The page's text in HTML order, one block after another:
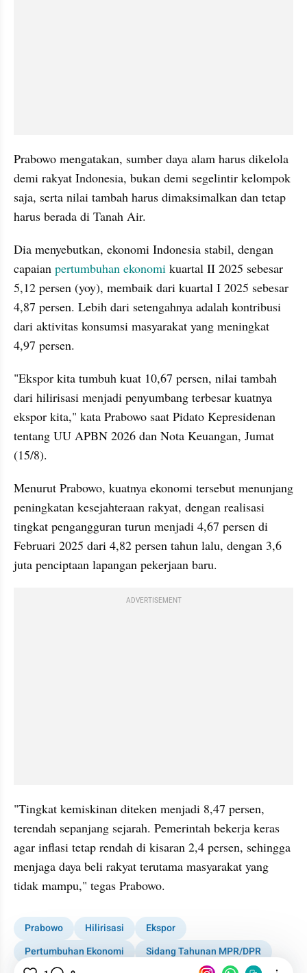
Prabowo mengatakan, sumber daya alam harus dikelola
demi rakyat Indonesia, bukan demi segelintir kelompok
saja, serta nilai tambah harus dimaksimalkan dan tetap
harus berada di Tanah Air.
Dia menyebutkan, ekonomi Indonesia stabil, dengan
capaian pertumbuhan ekonomi kuartal II 2025 sebesar
5,12 persen (yoy), membaik dari kuartal I 2025 sebesar
4,87 persen. Lebih dari setengahnya adalah kontribusi
dari aktivitas konsumsi masyarakat yang meningkat
4,97 persen.
"Ekspor kita tumbuh kuat 10,67 persen, nilai tambah
dari hilirisasi menjadi penyumbang terbesar kuatnya
ekspor kita," kata Prabowo saat Pidato Kepresidenan
tentang UU APBN 2026 dan Nota Keuangan, Jumat
(15/8).
Menurut Prabowo, kuatnya ekonomi tersebut menunjang
peningkatan kesejahteraan rakyat, dengan realisasi
tingkat pengangguran turun menjadi 4,67 persen di
Februari 2025 dari 4,82 persen tahun lalu, dengan 3,6
juta penciptaan lapangan pekerjaan baru.
ADVERTISEMENT
"Tingkat kemiskinan diteken menjadi 8,47 persen,
terendah sepanjang sejarah. Pemerintah bekerja keras
agar inflasi tetap rendah di kisaran 2,4 persen, sehingga
menjaga daya beli rakyat terutama masyarakat yang
tidak mampu," tegas Prabowo.
Prabowo Hilirisasi
Ekspor
Pertumbuhan Ekonomi
Sidang Tahunan MPR/DPR